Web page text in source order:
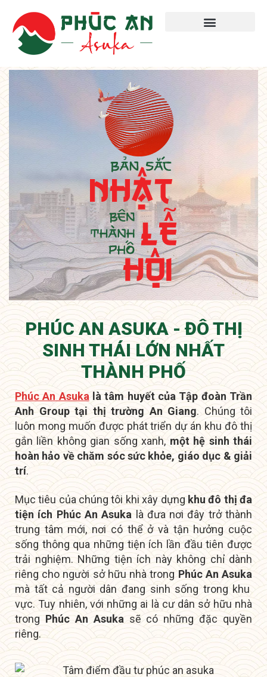
PHÚC AN ASUKA - ĐÔ THỊ
SINH THÁI LỚN NHẤT
THÀNH PHỐ
Phúc An Asukalà tâm huyết của Tập đoàn Trần
Anh Group tại thị trường An Giang. Chúng tôi
luôn mong muốn được phát triển dự án khu đô thị
gắn liền không gian sống xanh, một hệ sinh thái
hoàn hảo về chăm sóc sức khỏe, giáo dục & giải
trí.
Mục tiêu của chúng tôi khi xây dựng khu đô thị đa
tiện ích Phúc An Asukalà đưa nơi đây trở thành
trung tâm mới, nơi có thể ở và tận hưởng cuộc
sống thông qua những tiện ích lần đầu tiên được
trải nghiệm. Những tiện ích này không chỉ dành
riêng cho người sở hữu nhà trongPhúc An Asuka
mà tất cả người dân đang sinh sống trong khu
vực. Tuy nhiên, với những ai là cư dân sở hữu nhà
trong Phúc An Asukasẽ có những đặc quyền
riêng.